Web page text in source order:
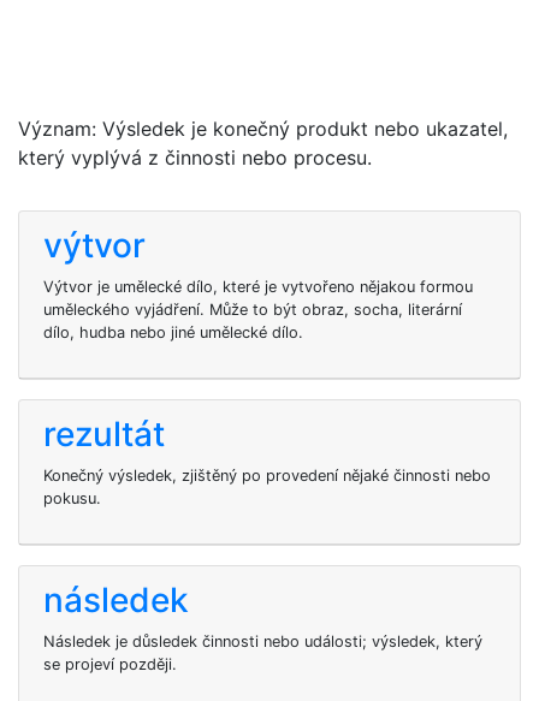
Význam: Výsledek je konečný produkt nebo ukazatel,
který vyplývá z činnosti nebo procesu.
výtvor
Výtvor je umělecké dílo, které je vytvořeno nějakou formou
uměleckého vyjádření. Může to být obraz, socha, literární
dílo, hudba nebo jiné umělecké dílo.
rezultát
Konečný výsledek, zjištěný po provedení nějaké činnosti nebo
pokusu.
následek
Následek je důsledek činnosti nebo události; výsledek, který
se projeví později.